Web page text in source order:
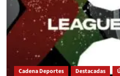
Cadena Deportes Destacadas